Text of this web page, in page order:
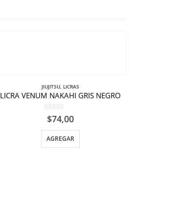
JIUJITSU, LICRAS
LICRA VENUM NAKAHI GRIS NEGRO
out of 5
$74,00
AGREGAR